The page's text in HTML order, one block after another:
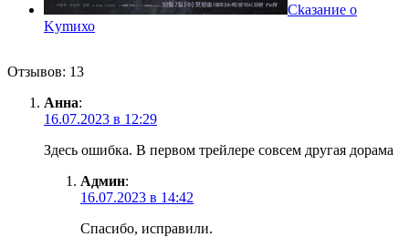
Ckазаниe о
Kуmихо
Отзывов: 13
Анна:
16.07.2023 в 12:29
Здесь ошибка. В первом трейлере совсем другая дорама
Админ:
16.07.2023 в 14:42
Спасибо, исправили.